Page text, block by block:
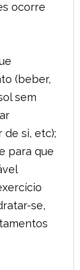
ocorre
(beber,
sem
de si, etc);
para que
se,